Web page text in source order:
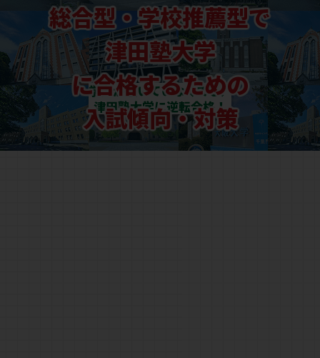
学力が届いていなくても、
津田塾大学に逆転合格！
総合型・学校推薦型で
津田塾大学
に合格するための
入試傾向・対策